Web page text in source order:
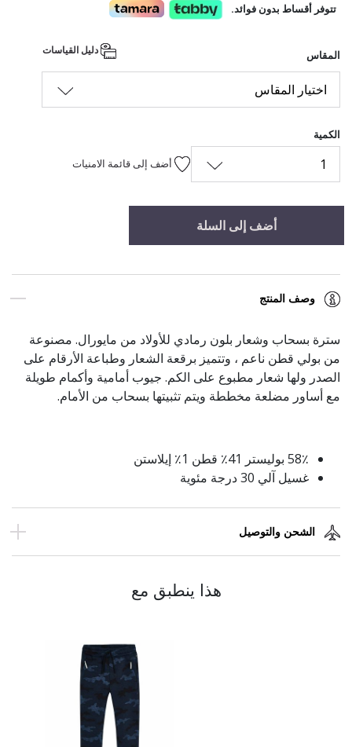
تتوفر أقساط بدون فوائد.
المقاس
اختيار المقاس
الكمية
1 أضف إلى قائمة الامنيات
أضف إلى السلة
وصف المنتج
سترة بسحاب وشعار بلون رمادي للأولاد من مايورال. مصنوعة
من بولي قطن ناعم ، وتتميز برقعة الشعار وطباعة الأرقام على
الصدر ولها شعار مطبوع على الكم. جيوب أمامية وأكمام طويلة
مع أساور مضلعة مخططة ويتم تثبيتها بسحاب من الأمام.
58٪ بوليستر 41٪ قطن 1٪ إيلاستن
غسيل آلي 30 درجة مئوية
الشحن والتوصيل
هذا ينطبق مع